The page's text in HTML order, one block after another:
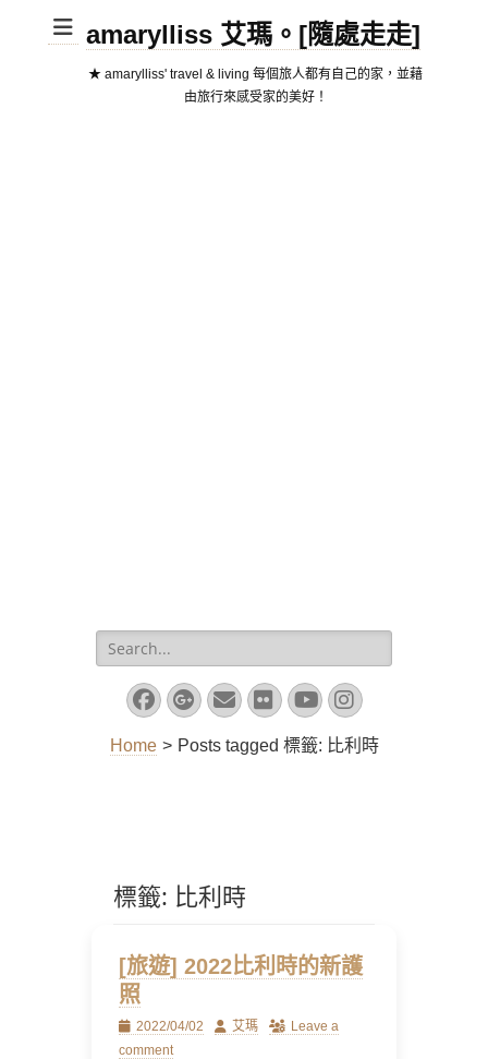
amarylliss 艾瑪。[隨處走走]
★ amarylliss' travel & living 每個旅人都有自己的家，並藉
由旅行來感受家的美好！
Search
for:
Facebook
Googleplus
EmailFlickrYouTube
Instagram
Home > Posts tagged 標籤: 比利時
標籤: 比利時
[旅遊] 2022比利時的新護
照
Posted
on
2022/04/02 Author
艾瑪
Leave a
comment